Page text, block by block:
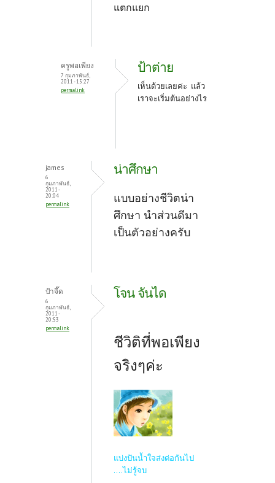
แตกแยก
ครูพอเพียง
7 กุมภาพันธ์,
2011 - 15:27
permalink
ป้าต่าย
เห็นด้วยเลยค่ะ แล้ว
เราจะเริ่มต้นอย่างไร
james
6
กุมภาพันธ์,
2011 -
20:04
permalink
น่าศึกษา
แบบอย่างชีวิตน่า
ศึกษา นำส่วนดีมา
เป็นตัวอย่างครับ
ป้าจี๊ด
6
กุมภาพันธ์,
2011 -
20:53
permalink
โจน จันได
ชีวิติที่พอเพียง
จริงๆค่ะ
แบ่งปันน้ำใจส่งต่อกันไป
....ไม่รู้จบ